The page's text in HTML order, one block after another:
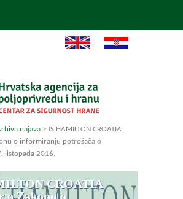
najava > JS HAMILTON CROATIA
o informiranju potrošača o
listopada 2016.
CROATIA
o Zakonu o